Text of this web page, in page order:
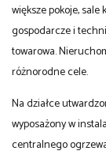
większe pokoje,
gospodarcze i
towarowa.
różnorodne cele.
Na działce
wyposażony w
centralnego